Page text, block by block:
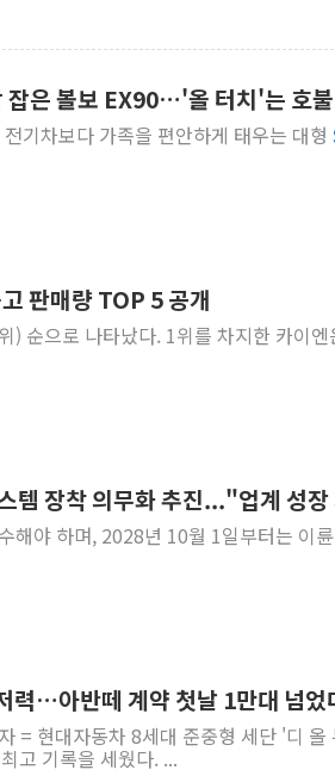
[AI 부동산 투데
[베트남 증시] 유
'찜통더위'에 전력
태국 학교서 중학
40.2도 찍은 서울
"文정부 악몽 재
잡은 볼보 EX90…'올 터치'는 호
기차보다 가족을 편안하게 태우는 대형
판매량 TOP 5 공개
한 카이엔은 주행 성능과 공간 활용성을
템 장착 의무화 추진..."업계 성
해야 하며, 2028년 10월 1일부터는 이
력…아반떼 계약 첫날 1만대 넘었
= 현대자동차 8세대 준중형 세단 '디 올
를 넘어서며 역대 아반떼 최고 기록을 세웠다. ...